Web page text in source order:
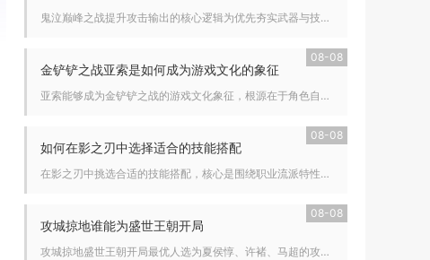
鬼泣巅峰之战提升攻击输出的核心逻辑为优先夯实武器与技能基础养...
08-08
金铲铲之战亚索是如何成为游戏文化的象征
亚索能够成为金铲铲之战的游戏文化象征，根源在于角色自带的玩家...
08-08
如何在影之刃中选择适合的技能搭配
在影之刃中挑选合适的技能搭配，核心是围绕职业流派特性，平衡杀...
08-08
攻城掠地谁能为盛世王朝开局
攻城掠地盛世王朝开局最优人选为夏侯惇、许褚、马超的攻守组合，...